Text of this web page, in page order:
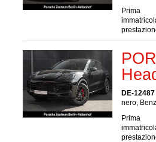
Prima
DE-
nero,
Prima